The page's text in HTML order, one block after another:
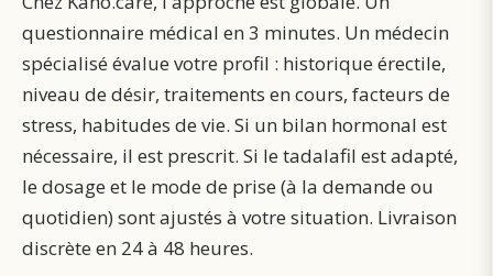
questionnaire médical en 3 minutes. Un médecin
spécialisé évalue votre profil : historique érectile,
niveau de désir, traitements en cours, facteurs de
stress, habitudes de vie. Si un bilan hormonal est
nécessaire, il est prescrit. Si le tadalafil est adapté,
le dosage et le mode de prise (à la demande ou
quotidien) sont ajustés à votre situation. Livraison
discrète en 24 à 48 heures.